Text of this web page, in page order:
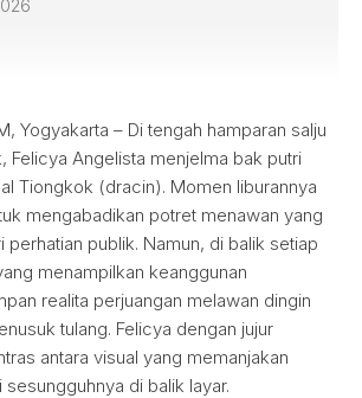
Yogyakarta – Di tengah hamparan salju
Felicya Angelista menjelma bak putri
Tiongkok (dracin). Momen liburannya
mengabadikan potret menawan yang
perhatian publik. Namun, di balik setiap
menampilkan keanggunan
realita perjuangan melawan dingin
tulang. Felicya dengan jujur
antara visual yang memanjakan
di balik layar.